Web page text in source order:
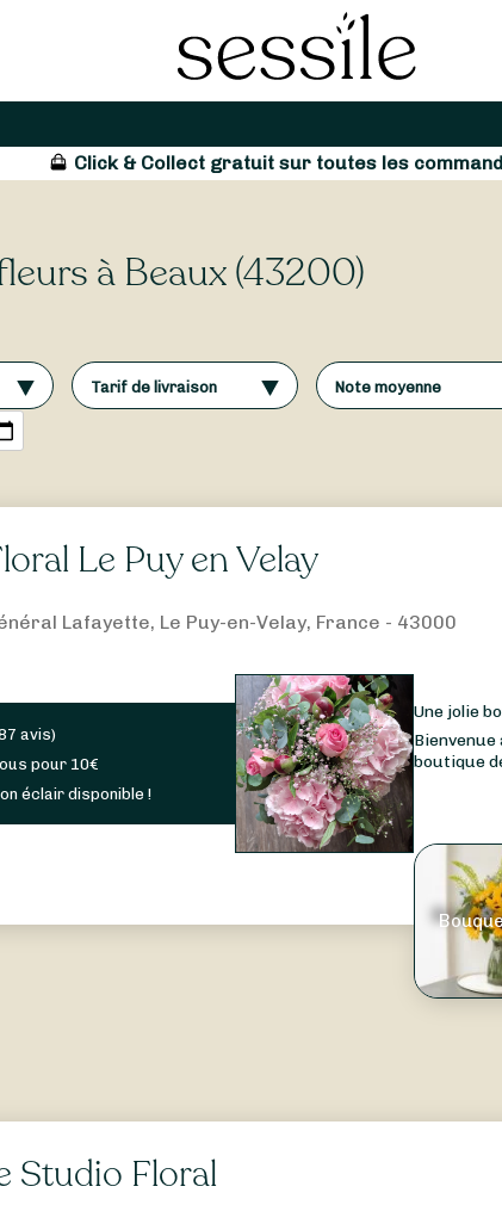
Click & Collect gratuit sur toutes les
à Beaux (43200)
Tarif de livraison Note moyenne
Le Puy en Velay
Lafayette, Le Puy-en-Velay, France - 43000
avis)
pour 10€
éclair disponible !
Une jolie
boutique
Studio Floral